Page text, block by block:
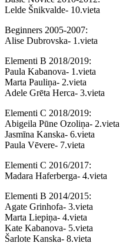
Lelde Šnikvalde- 10.vieta
Beginners 2005-2007:
Alise Dubrovska- 1.vieta
Elementi B 2018/2019:
Paula Kabanova- 1.vieta
Marta Pauliņa- 2.vieta
Adele Grēta Herca- 3.vieta
Elementi C 2018/2019:
Abigeila Pūne Ozoliņa- 2.vieta
Jasmīna Kanska- 6.vieta
Paula Vēvere- 7.vieta
Elementi C 2016/2017:
Madara Haferberga- 4.vieta
Elementi B 2014/2015:
Agate Grinhofa- 3.vieta
Marta Liepiņa- 4.vieta
Kate Kabanova- 5.vieta
Šarlote Kanska- 8.vieta